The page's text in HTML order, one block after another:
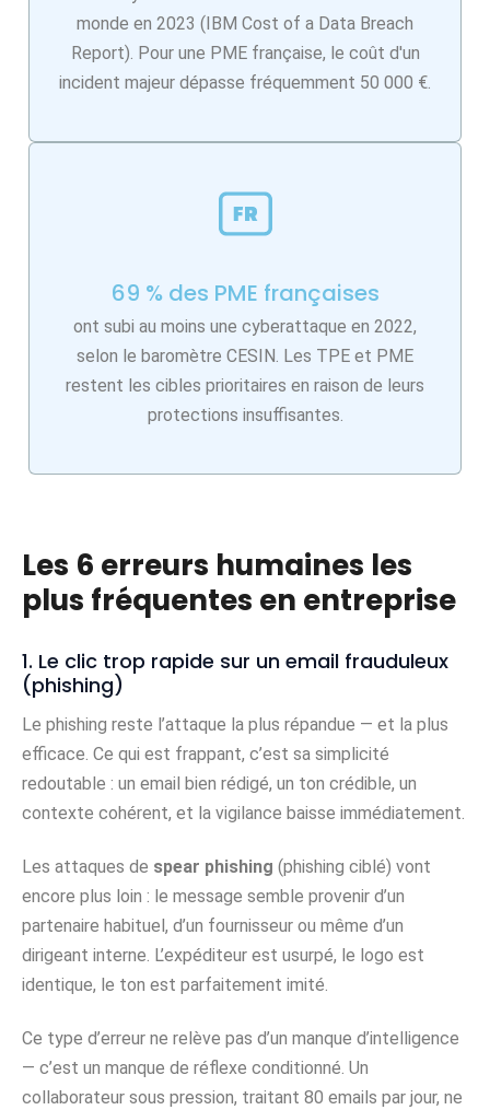
monde en 2023 (IBM Cost of a Data Breach
Report). Pour une PME française, le coût d'un
incident majeur dépasse fréquemment 50 000 €.
69 % des PME françaises
ont subi au moins une cyberattaque en 2022,
selon le baromètre CESIN. Les TPE et PME
restent les cibles prioritaires en raison de leurs
protections insuffisantes.
Les 6 erreurs humaines les
plus fréquentes en entreprise
1. Le clic trop rapide sur un email frauduleux
(phishing)
Le phishing reste l’attaque la plus répandue — et la plus
efficace. Ce qui est frappant, c’est sa simplicité
redoutable : un email bien rédigé, un ton crédible, un
contexte cohérent, et la vigilance baisse immédiatement.
Les attaques de spear phishing (phishing ciblé) vont
encore plus loin : le message semble provenir d’un
partenaire habituel, d’un fournisseur ou même d’un
dirigeant interne. L’expéditeur est usurpé, le logo est
identique, le ton est parfaitement imité.
Ce type d’erreur ne relève pas d’un manque d’intelligence
— c’est un manque de réflexe conditionné. Un
collaborateur sous pression, traitant 80 emails par jour, ne